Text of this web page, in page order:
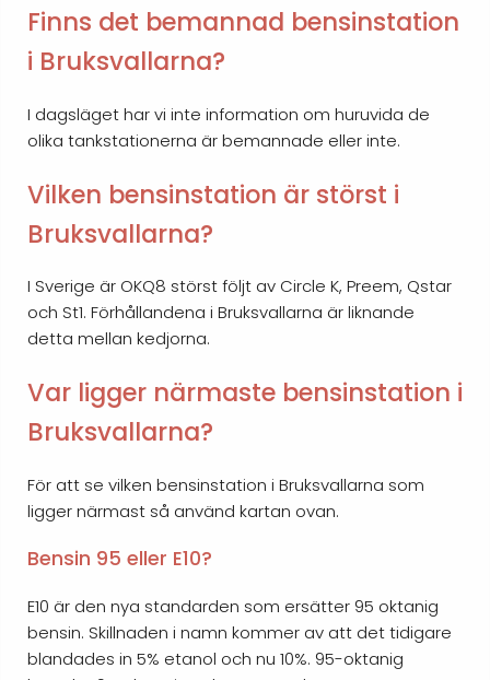
Finns det bemannad bensinstation
i Bruksvallarna?
I dagsläget har vi inte information om huruvida de
olika tankstationerna är bemannade eller inte.
Vilken bensinstation är störst i
Bruksvallarna?
I Sverige är OKQ8 störst följt av Circle K, Preem, Qstar
och St1. Förhållandena i Bruksvallarna är liknande
detta mellan kedjorna.
Var ligger närmaste bensinstation i
Bruksvallarna?
För att se vilken bensinstation i Bruksvallarna som
ligger närmast så använd kartan ovan.
Bensin 95 eller E10?
E10 är den nya standarden som ersätter 95 oktanig
bensin. Skillnaden i namn kommer av att det tidigare
blandades in 5% etanol och nu 10%. 95-oktanig